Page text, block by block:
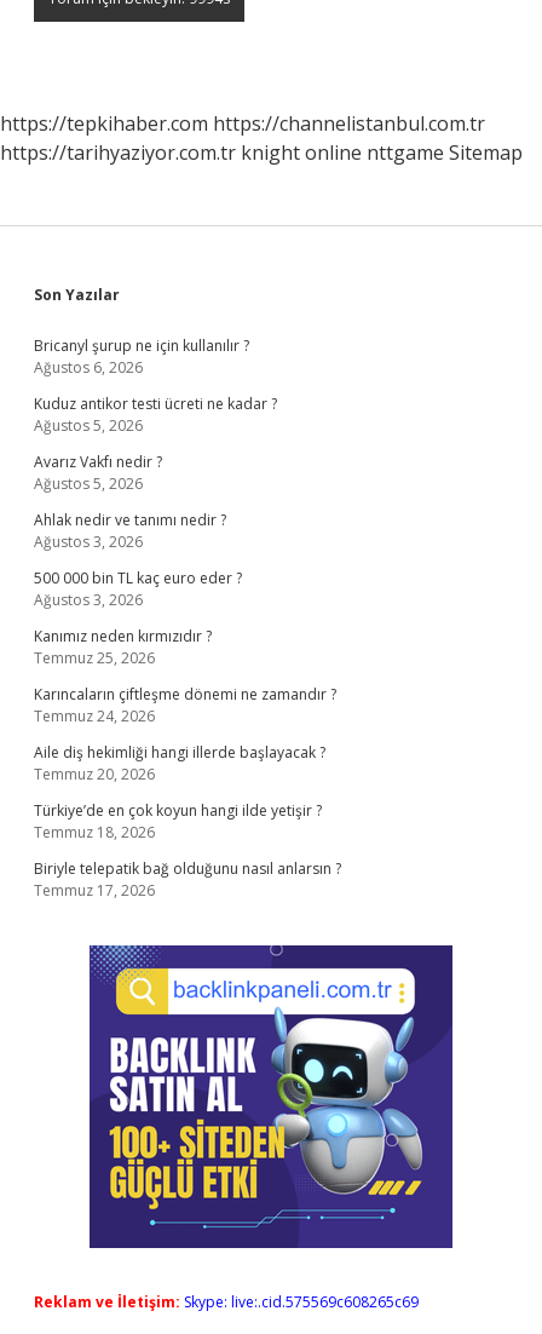
https://tepkihaber.com https://channelistanbul.com.tr
https://tarihyaziyor.com.tr knight online nttgame Sitemap
Sidebar
Son Yazılar
Bricanyl şurup ne için kullanılır ?
Ağustos 6, 2026
Kuduz antikor testi ücreti ne kadar ?
Ağustos 5, 2026
Avarız Vakfı nedir ?
Ağustos 5, 2026
Ahlak nedir ve tanımı nedir ?
Ağustos 3, 2026
500 000 bin TL kaç euro eder ?
Ağustos 3, 2026
Kanımız neden kırmızıdır ?
Temmuz 25, 2026
Karıncaların çiftleşme dönemi ne zamandır ?
Temmuz 24, 2026
Aile diş hekimliği hangi illerde başlayacak ?
Temmuz 20, 2026
Türkiye’de en çok koyun hangi ilde yetişir ?
Temmuz 18, 2026
Biriyle telepatik bağ olduğunu nasıl anlarsın ?
Temmuz 17, 2026
Reklam ve İletişim: Skype: live:.cid.575569c608265c69